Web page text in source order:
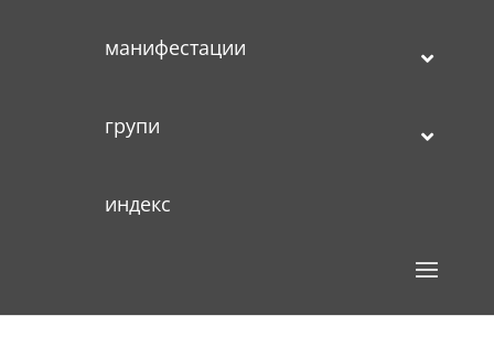
манифестации
групи
индекс